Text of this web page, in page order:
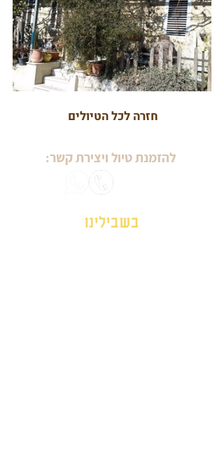
חזרה לכל הטיולים
להזמנת טיול ויצירת קשר:
בשבילינו